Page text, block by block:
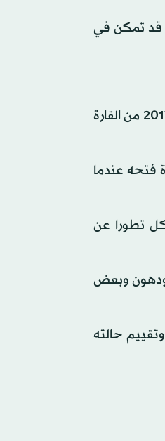
قد تمكن في
وأضافوا أن العلماء جمعوا عينات من رذاذ تنفس 19 حوتا أحدب خلال هجرة الحيتان السنوية إلى الشمال في عام 2017 من القارة
فتحه عندما
تطورا عن
ودهون وبعض
حالته